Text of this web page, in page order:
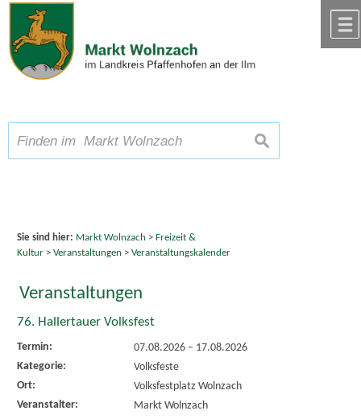
Zum Inhalt,zur Navigation
Schriftgröße A A A suchen
Sie sind hier: Markt Wolnzach > Freizeit &
Kultur> Veranstaltungen > Veranstaltungskalender
Veranstaltungen
76. Hallertauer Volksfest
Termin: 07.08.2026– 17.08.2026
Kategorie:
Volksfeste
Ort:
Volksfestplatz Wolnzach
Veranstalter:
Markt Wolnzach